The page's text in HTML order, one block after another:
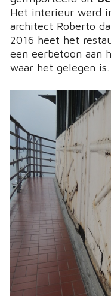
Het interieur werd
architect Roberto
2016 heet het
een eerbetoon aan
waar het gelegen is.